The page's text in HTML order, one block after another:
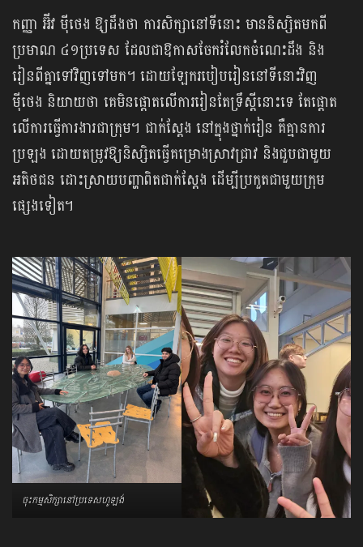
កញ្ញា អ៊ីវ ម៉ីថេង ឱ្យ​ដឹងថា ការសិក្សានៅទីនោះ មាននិស្សិតមកពី
ប្រមាណ ៤១ប្រទេស ដែល​ជាឱកាសចែករំលែកចំណេះដឹង និង
រៀនពីគ្នាទៅវិញទៅមក។​ ដោយ​ឡែក​របៀបរៀននៅទីនោះវិញ
ម៉ីថេង និយាយថា គេមិនផ្ដោតលើការរៀនតែទ្រឹស្ដីនោះទេ តែផ្ដោត
លើការធ្វើការងារជាក្រុម។ ជាក់ស្ដែង នៅក្នុងថ្នាក់រៀន គឺគ្មានការ
ប្រឡង ដោយតម្រូវឱ្យនិស្សិតធ្វើគម្រោងស្រាវជ្រាវ និងជួបជាមួយ
អតិថជន ដោះស្រាយបញ្ហាពិតជាក់ស្ដែង ដើម្បីប្រកួតជាមួយក្រុម
ផ្សេងទៀត។
ចុះកម្មសិក្សានៅប្រទេសហូឡង់